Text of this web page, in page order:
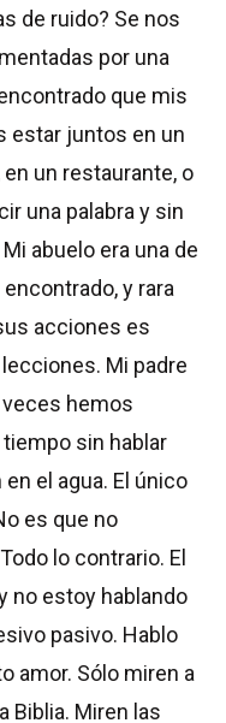
de ruido? Se nos
por una
que mis
estar juntos en un
un restaurante, o
una palabra y sin
abuelo era una de
y rara
acciones es
Mi padre
hemos
sin hablar
el agua. El único
es que no
lo contrario. El
no estoy hablando
pasivo. Hablo
amor. Sólo miren a
Biblia. Miren las